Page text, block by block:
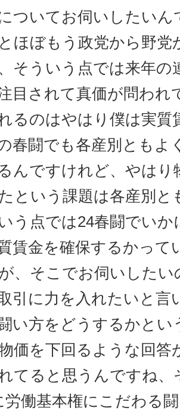
ついてお伺いしたいん
ほぼもう政党から野党
そういう点では来年の
目されて真価が問われ
るのはやはり僕は実質
春闘でも各産別ともよ
んですけれど、やはり
という課題は各産別と
う点では24春闘でいか
賃金を確保するかって
、そこでお伺いしたい
引に力を入れたいと言
い方をどうするかとい
価を下回るような回答
てると思うんですね、
労働基本権にこだわる